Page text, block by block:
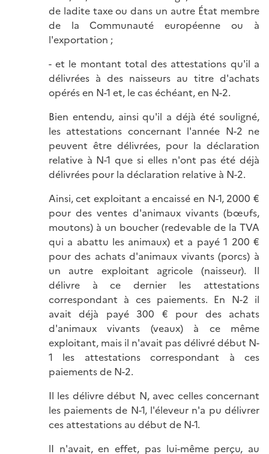
de ladite taxe ou dans un autre État membre
de la Communauté européenne ou à
l'exportation ;
- et le montant total des attestations qu'il a
délivrées à des naisseurs au titre d'achats
opérés en N-1 et, le cas échéant, en N-2.
Bien entendu, ainsi qu'il a déjà été souligné,
les attestations concernant l'année N-2 ne
peuvent être délivrées, pour la déclaration
relative à N-1 que si elles n'ont pas été déjà
délivrées pour la déclaration relative à N-2.
Ainsi, cet exploitant a encaissé en N-1, 2000 €
pour des ventes d'animaux vivants (bœufs,
moutons) à un boucher (redevable de la TVA
qui a abattu les animaux) et a payé 1 200 €
pour des achats d'animaux vivants (porcs) à
un autre exploitant agricole (naisseur). Il
délivre à ce dernier les attestations
correspondant à ces paiements. En N-2 il
avait déjà payé 300 € pour des achats
d'animaux vivants (veaux) à ce même
exploitant, mais il n'avait pas délivré début N-
1 les attestations correspondant à ces
paiements de N-2.
Il les délivre début N, avec celles concernant
les paiements de N-1, l'éleveur n'a pu délivrer
ces attestations au début de N-1.
lI n'avait, en effet, pas lui-même perçu, au